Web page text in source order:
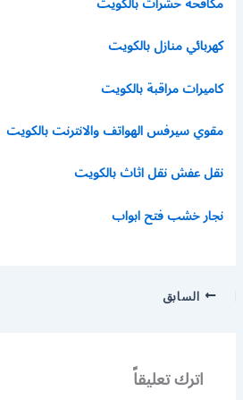
كهربائي منازل بالكويت
كاميرات مراقبة بالكويت
مقوي سيرفس الهواتف والانترنت بالكويت
نقل عفش نقل اثاث بالكويت
نجار خشب فتح ابواب
السابق
اترك تعليقاً